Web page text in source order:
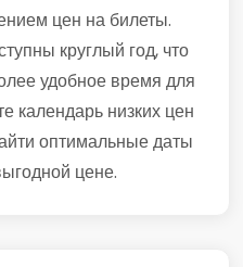
цен на билеты.
круглый год, что
удобное время для
календарь низких цен
оптимальные даты
цене.